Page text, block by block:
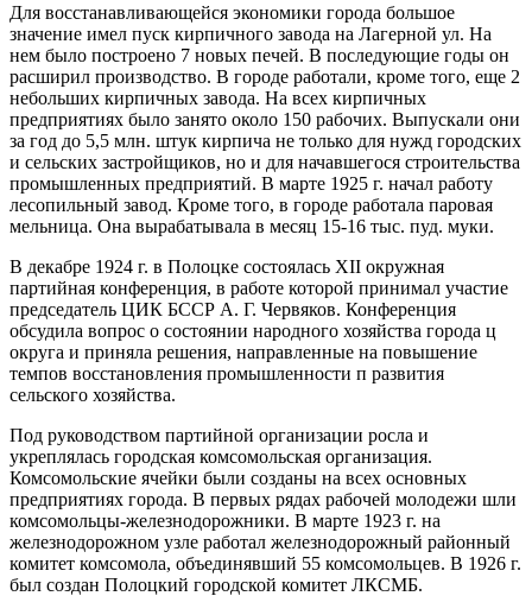
Для восстанавливающейся экономики города большое
значение имел пуск кирпичного завода на Лагерной ул. На
нем было построено 7 новых печей. В последующие годы он
расширил производство. В городе работали, кроме того, еще 2
небольших кирпичных завода. На всех кирпичных
предприятиях было занято около 150 рабочих. Выпускали они
за год до 5,5 млн. штук кирпича не только для нужд городских
и сельских застройщиков, но и для начавшегося строительства
промышленных предприятий. В марте 1925 г. начал работу
лесопильный завод. Кроме того, в городе работала паровая
мельница. Она вырабатывала в месяц 15-16 тыс. пуд. муки.
В декабре 1924 г. в Полоцке состоялась XII окружная
партийная конференция, в работе которой принимал участие
председатель ЦИК БССР А. Г. Червяков. Конференция
обсудила вопрос о состоянии народного хозяйства города ц
округа и приняла решения, направленные на повышение
темпов восстановления промышленности п развития
сельского хозяйства.
Под руководством партийной организации росла и
укреплялась городская комсомольская организация.
Комсомольские ячейки были созданы на всех основных
предприятиях города. В первых рядах рабочей молодежи шли
комсомольцы-железнодорожники. В марте 1923 г. на
железнодорожном узле работал железнодорожный районный
комитет комсомола, объединявший 55 комсомольцев. В 1926 г.
был создан Полоцкий городской комитет ЛКСМБ.